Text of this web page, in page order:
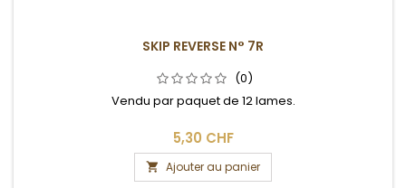
SKIP REVERSE N° 7R
(0)
Vendu par paquet de 12 lames.
5,30 CHF
 Ajouter au panier